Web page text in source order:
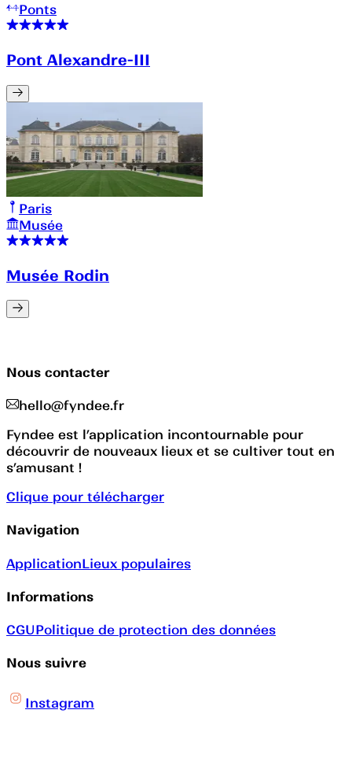
Ponts
Pont Alexandre-III
Paris
Musée
Musée Rodin
Nous contacter
hello@fyndee.fr
Fyndee est l’application incontournable pour
découvrir de nouveaux lieux et se cultiver tout en
s’amusant !
Clique pour télécharger
Navigation
ApplicationLieux populaires
Informations
CGUPolitique de protection des données
Nous suivre
Instagram